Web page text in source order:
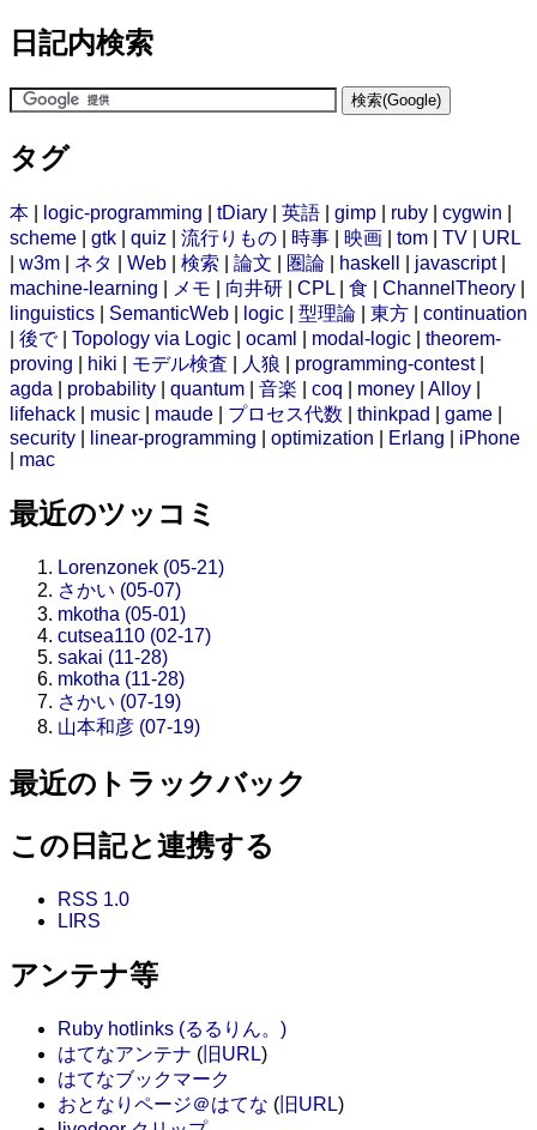
日記内検索
タグ
本 logic-programming tDiary 英語 gimp ruby cygwin
scheme
gtk quiz 流行りもの 時事 映画 tom TV
URL
w3m ネタ Web 検索 論文 圏論 haskell javascript|
machine-learning
メモ 向井研 CPL 食 ChannelTheory
linguistics
SemanticWeb logic 型理論 東方
continuation
後で| Topology via Logic ocaml modal-logic
theorem-
proving
hiki モデル検査 人狼 programming-contest|
agda
probability quantum 音楽 coq money Alloy
lifehack
music maude プロセス代数 thinkpad game
security
linear-programming optimization Erlang
iPhone
mac
最近のツッコミ
Lorenzonek (05-21)
さかい (05-07)
mkotha (05-01)
cutsea110 (02-17)
sakai (11-28)
mkotha (11-28)
さかい (07-19)
山本和彦 (07-19)
最近のトラックバック
この日記と連携する
RSS 1.0
LIRS
アンテナ等
Ruby hotlinks (るるりん。)
はてなアンテナ ( 旧URL)
はてなブックマーク
おとなりページ＠はてな ( 旧URL)